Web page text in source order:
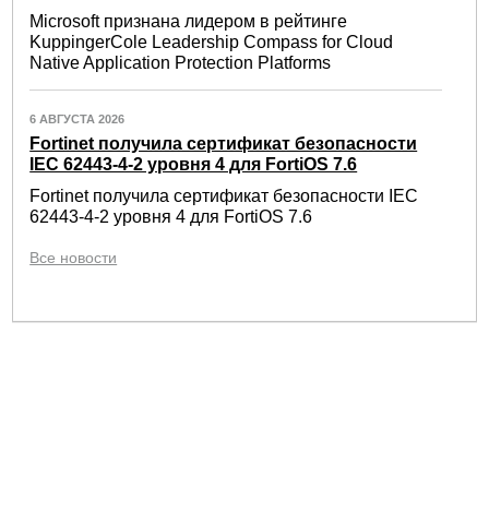
Microsoft признана лидером в рейтинге
KuppingerCole Leadership Compass for Cloud
Native Application Protection Platforms
6 АВГУСТА 2026
Fortinet получила сертификат безопасности
IEC 62443-4-2 уровня 4 для FortiOS 7.6
Fortinet получила сертификат безопасности IEC
62443-4-2 уровня 4 для FortiOS 7.6
Все новости